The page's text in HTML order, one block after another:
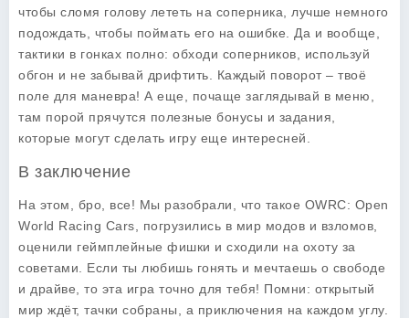
чтобы сломя голову лететь на соперника, лучше немного
подождать, чтобы поймать его на ошибке. Да и вообще,
тактики в гонках полно: обходи соперников, используй
обгон и не забывай дрифтить. Каждый поворот – твоё
поле для маневра! А еще, почаще заглядывай в меню,
там порой прячутся полезные бонусы и задания,
которые могут сделать игру еще интересней.
В заключение
На этом, бро, все! Мы разобрали, что такое OWRC: Open
World Racing Cars , погрузились в мир модов и взломов,
оценили геймплейные фишки и сходили на охоту за
советами. Если ты любишь гонять и мечтаешь о свободе
и драйве, то эта игра точно для тебя! Помни: открытый
мир ждёт, тачки собраны, а приключения на каждом углу.